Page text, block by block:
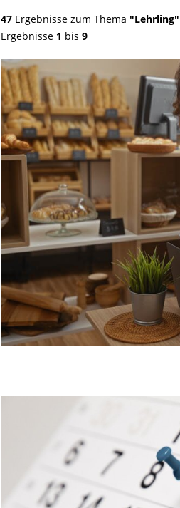
47Ergebnisse zum Thema "Lehrling"
Ergebnisse 1 bis 9